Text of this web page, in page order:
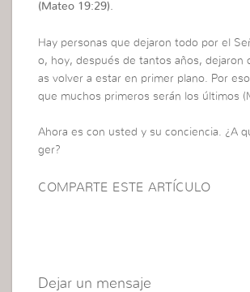
(Mateo 19:29).
Hay personas que dejaron todo por el
o, hoy, después de tantos años, dejaron
as volver a estar en primer plano. Por
que muchos primeros serán los últimos
Ahora es con usted y su conciencia. ¿A
ger?
COMPARTE ESTE ARTÍCULO
Dejar un mensaje